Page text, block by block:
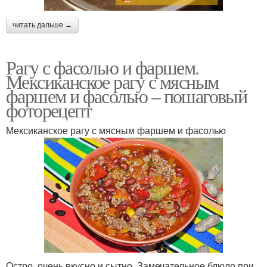
читать дальше →
Рагу с фасолью и фаршем.
Мексиканское рагу с мясным
фаршем и фасолью – пошаговый
фоторецепт
Мексиканское рагу с мясным фаршем и фасолью